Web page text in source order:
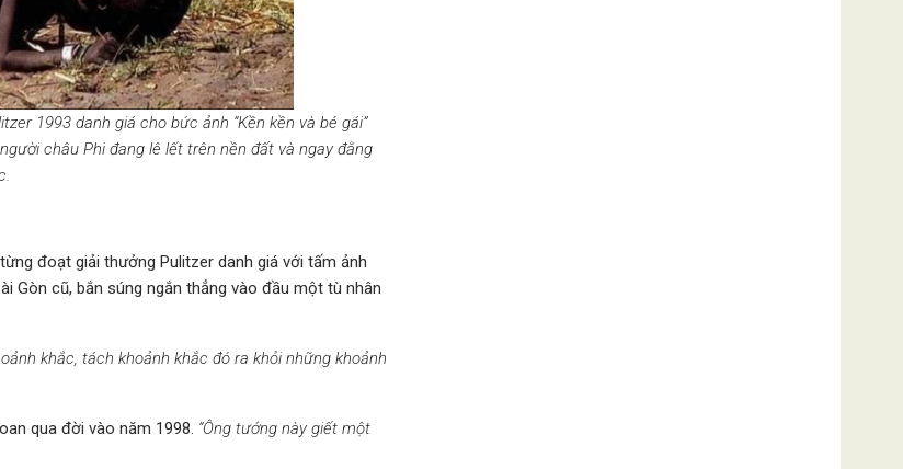
1993 danh giá cho bức ảnh “Kền kền và bé gái”
châu Phi đang lê lết trên nền đất và ngay đằng
đoạt giải thưởng Pulitzer danh giá với tấm ảnh
Gòn cũ, bắn súng ngắn thẳng vào đầu một tù nhân
khắc, tách khoảnh khắc đó ra khỏi những khoảnh
qua đời vào năm 1998. “Ông tướng này giết một